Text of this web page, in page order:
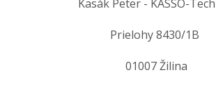
Kasák Peter - KASSO-
Prielohy 8430/1B
01007 Žilina